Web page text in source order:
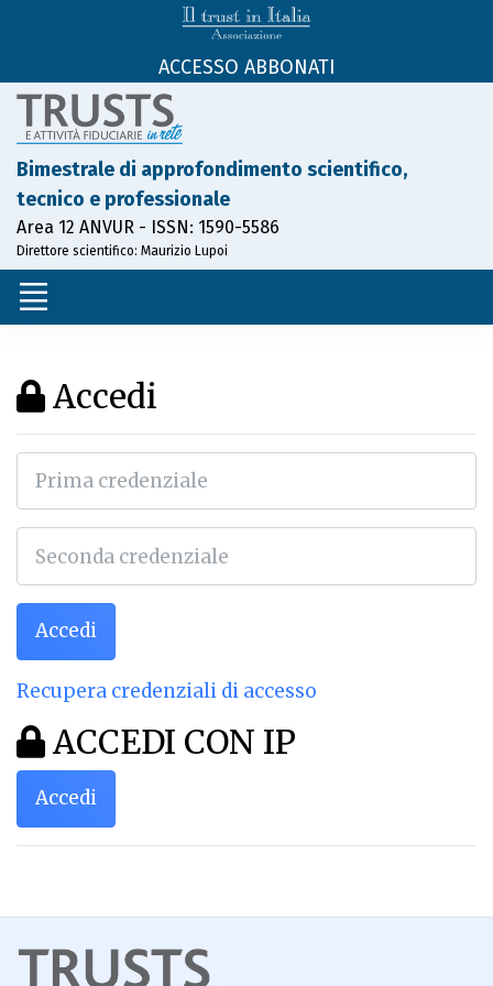
ACCESSO ABBONATI
Bimestrale di approfondimento scientifico,
tecnico e professionale
Area 12 ANVUR - ISSN: 1590-5586
Direttore scientifico: Maurizio Lupoi
Accedi
Accedi
Recupera credenziali di accesso
ACCEDI CON IP
Accedi